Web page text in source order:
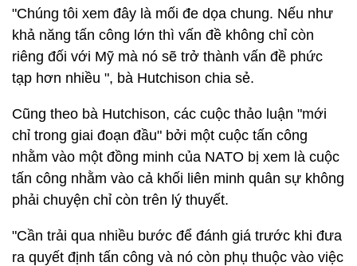
"Chúng tôi xem đây là mối đe dọa chung. Nếu như
khả năng tấn công lớn thì vấn đề không chỉ còn
riêng đối với Mỹ mà nó sẽ trở thành vấn đề phức
tạp hơn nhiều ", bà Hutchison chia sẻ.
Cũng theo bà Hutchison, các cuộc thảo luận "mới
chỉ trong giai đoạn đầu" bởi một cuộc tấn công
nhằm vào một đồng minh của NATO bị xem là cuộc
tấn công nhằm vào cả khối liên minh quân sự không
phải chuyện chỉ còn trên lý thuyết.
"Cần trải qua nhiều bước để đánh giá trước khi đưa
ra quyết định tấn công và nó còn phụ thuộc vào việc